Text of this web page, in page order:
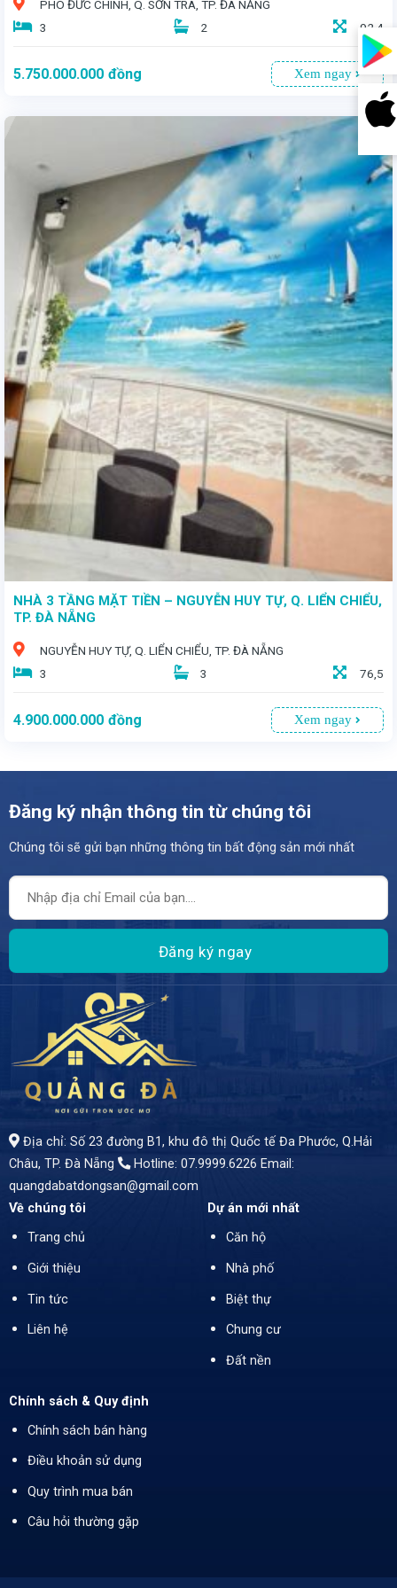
PHÓ ĐỨC CHÍNH, Q. SƠN TRÀ, TP. ĐÀ NẴNG
3
2 92,4
5.750.000.000 đồng Xem ngay
NHÀ 3 TẦNG MẶT TIỀN – NGUYỄN HUY TỰ, Q. LIỂN CHIỂU,
TP. ĐÀ NẴNG
NGUYỄN HUY TỰ, Q. LIỂN CHIỂU, TP. ĐÀ NẴNG
3
3 76,5
4.900.000.000 đồng Xem ngay
Đăng ký nhận thông tin từ chúng tôi
Chúng tôi sẽ gửi bạn những thông tin bất động sản mới nhất
Địa chỉ: Số 23 đường B1, khu đô thị Quốc tế Đa Phước, Q.Hải
Châu, TP. Đà Nẵng
Hotline: 07.9999.6226 Email:
quangdabatdongsan@gmail.com
Về chúng tôi
Trang chủ
Giới thiệu
Tin tức
Liên hệ
Dự án mới nhất
Căn hộ
Nhà phố
Biệt thự
Chung cư
Đất nền
Chính sách & Quy định
Chính sách bán hàng
Điều khoản sử dụng
Quy trình mua bán
Câu hỏi thường gặp